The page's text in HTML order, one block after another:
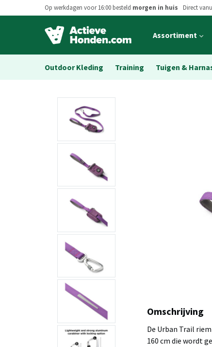
Op werkdagen voor 16:00 besteld morgen in huis Direct
Open
menu
Assortiment
Outdoor Kleding Training Tuigen &
Omschrijving
De Urban Trail
160 cm die wordt